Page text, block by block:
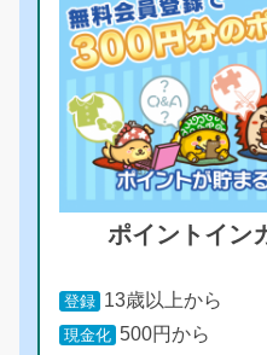
ポイントイン
登録 13歳以上から
現金化 500円から